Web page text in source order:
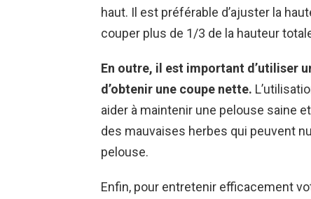
haut. Il est préférable d’ajuster la
couper plus de 1/3 de la hauteur
En outre, il est important d’utiliser
d’obtenir une coupe nette.
aider à maintenir une pelouse saine
des mauvaises herbes qui peuvent
pelouse.
Enfin, pour entretenir efficacement